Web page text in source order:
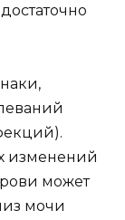
изменений
может
мочи